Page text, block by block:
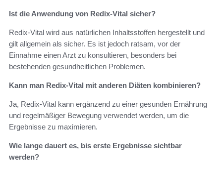
Ist die Anwendung von Redix-Vital sicher?
Redix-Vital wird aus natürlichen Inhaltsstoffen hergestellt und
gilt allgemein als sicher. Es ist jedoch ratsam, vor der
Einnahme einen Arzt zu konsultieren, besonders bei
bestehenden gesundheitlichen Problemen.
Kann man Redix-Vital mit anderen Diäten kombinieren?
Ja, Redix-Vital kann ergänzend zu einer gesunden Ernährung
und regelmäßiger Bewegung verwendet werden, um die
Ergebnisse zu maximieren.
Wie lange dauert es, bis erste Ergebnisse sichtbar
werden?